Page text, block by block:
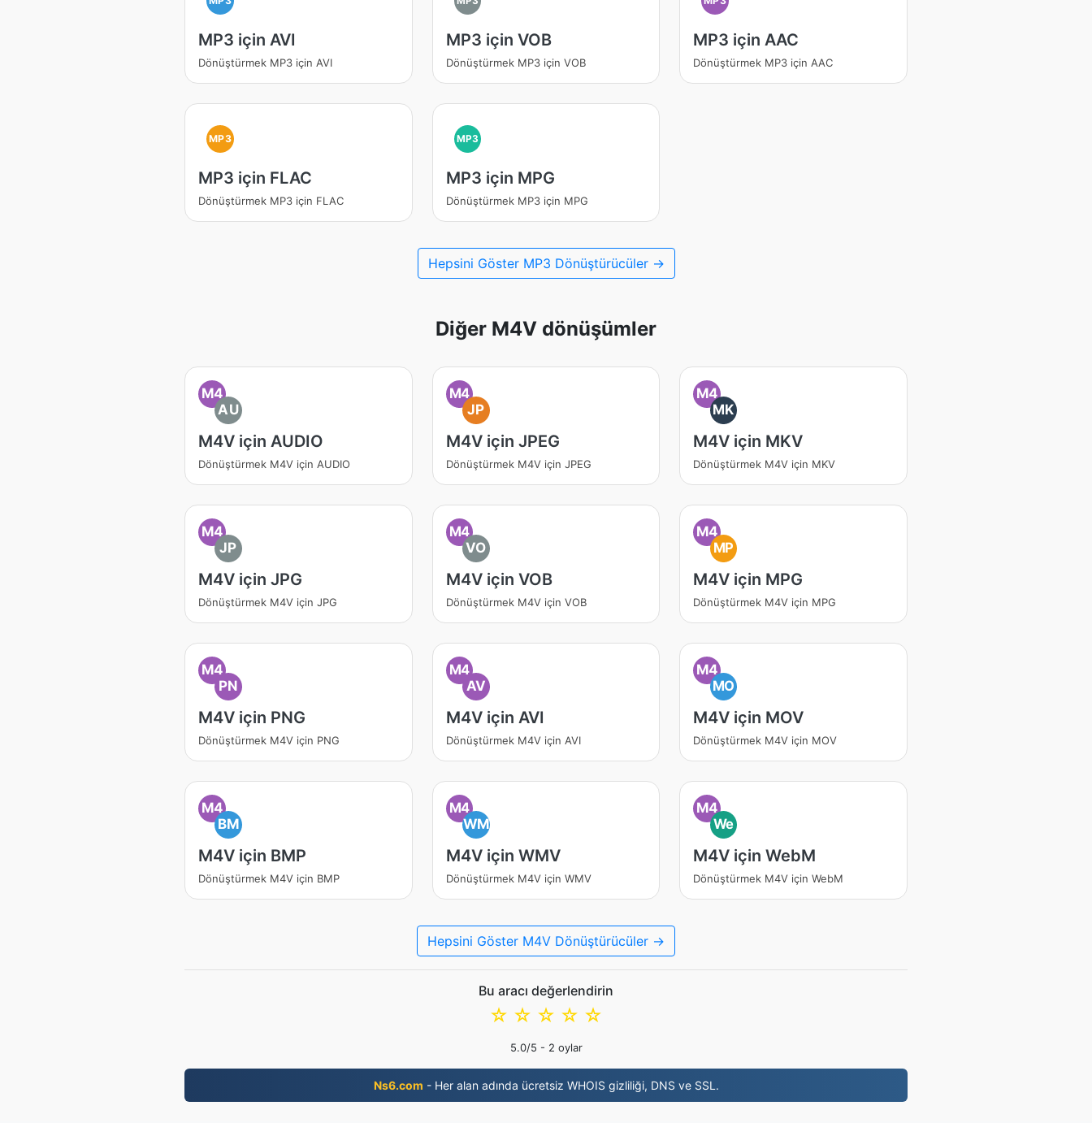
MP3 için AVI
Dönüştürmek MP3 için AVI
MP3 için VOB
Dönüştürmek MP3 için VOB
MP3 için AAC
Dönüştürmek MP3 için AAC
MP3
MP3 için FLAC
Dönüştürmek MP3 için FLAC
MP3
MP3 için MPG
Dönüştürmek MP3 için MPG
Hepsini Göster MP3 Dönüştürücüler →
Diğer M4V dönüşümler
M4
AU
M4V için AUDIO
Dönüştürmek M4V için AUDIO
M4
JP
M4V için JPEG
Dönüştürmek M4V için JPEG
M4
MK
M4V için MKV
Dönüştürmek M4V için MKV
M4
JP
M4V için JPG
Dönüştürmek M4V için JPG
M4
VO
M4V için VOB
Dönüştürmek M4V için VOB
M4
MP
M4V için MPG
Dönüştürmek M4V için MPG
M4
PN
M4V için PNG
Dönüştürmek M4V için PNG
M4
AV
M4V için AVI
Dönüştürmek M4V için AVI
M4
MO
M4V için MOV
Dönüştürmek M4V için MOV
M4
BM
M4V için BMP
Dönüştürmek M4V için BMP
M4
WM
M4V için WMV
Dönüştürmek M4V için WMV
M4
We
M4V için WebM
Dönüştürmek M4V için WebM
Hepsini Göster M4V Dönüştürücüler →
Bu aracı değerlendirin
☆
☆
☆
☆
☆
5.0/5 - 2 oylar
Ns6.com - Her alan adında ücretsiz WHOIS gizliliği, DNS ve SSL.